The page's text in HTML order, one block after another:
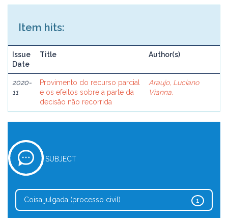
Item hits:
Issue
Date
Title Author(s)
2020-
11
Provimento do recurso parcial
e os efeitos sobre a parte da
decisão não recorrida
Araujo, Luciano
Vianna.
SUBJECT
1
Coisa julgada (processo civil)